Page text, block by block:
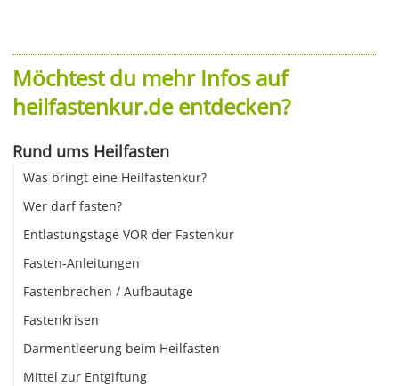
Möchtest du mehr Infos auf
heilfastenkur.de entdecken?
Rund ums Heilfasten
Was bringt eine Heilfastenkur?
Wer darf fasten?
Entlastungstage VOR der Fastenkur
Fasten-Anleitungen
Fastenbrechen / Aufbautage
Fastenkrisen
Darmentleerung beim Heilfasten
Mittel zur Entgiftung